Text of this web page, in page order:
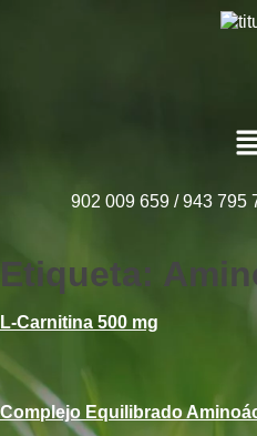
902 009 659 / 943 795
Etiqueta:
L-Carnitina 500 mg
Complejo Equilibrado